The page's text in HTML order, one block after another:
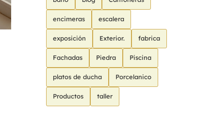
encimeras escalera
exposición Exterior. fabrica
Fachadas Piedra Piscina
platos de ducha Porcelanico
Productos taller